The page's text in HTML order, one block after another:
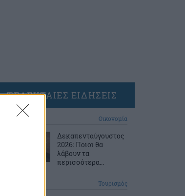
ΤΕΛΕΥΤΑΙΕΣ ΕΙΔΗΣΕΙΣ
40 λεπτά πριν Οικονομία
Δεκαπενταύγουστος
2026: Ποιοι θα
λάβουν τα
περισσότερα...
Τουρισμός